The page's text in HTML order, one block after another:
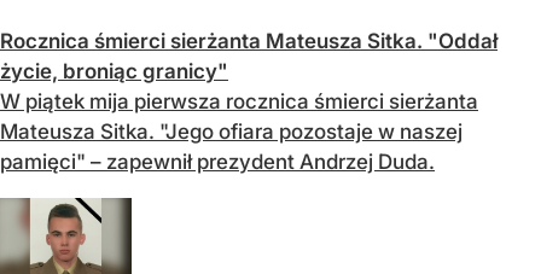
Rocznica śmierci sierżanta Mateusza Sitka. "Oddał
życie, broniąc granicy"
W piątek mija pierwsza rocznica śmierci sierżanta
Mateusza Sitka. "Jego ofiara pozostaje w naszej
pamięci" – zapewnił prezydent Andrzej Duda.